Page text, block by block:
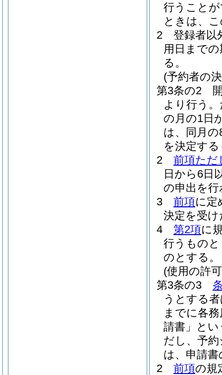
行うこと
ときは、
2
登録者以
用日まで
る。
(予約者の
第3条の2
より行う。
の月の1日
は、同月の
を決定す
2
前項ただ
日から6日
の申出を
3
前項に定
決定を受
4
第2項に
行うもの
のとする。
(使用の許
第3条の3
うとする
までに各
請書」とい
だし、予
は、申請
2
前項の規